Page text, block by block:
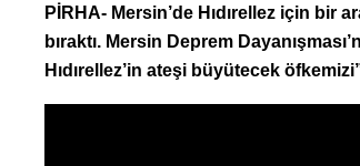
PİRHA- Mersin’de Hıdırellez için bir
bıraktı. Mersin Deprem
Hıdırellez’in ateşi büyütecek